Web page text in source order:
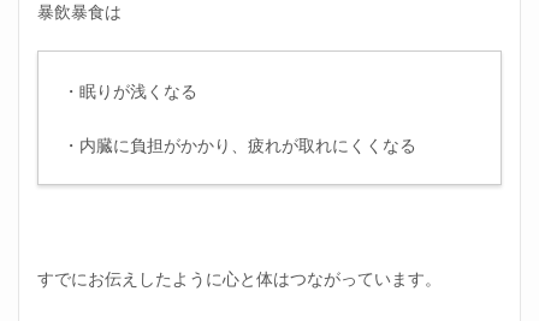
暴飲暴食は
・眠りが浅くなる
・内臓に負担がかかり、疲れが取れにくくなる
すでにお伝えしたように心と体はつながっています。